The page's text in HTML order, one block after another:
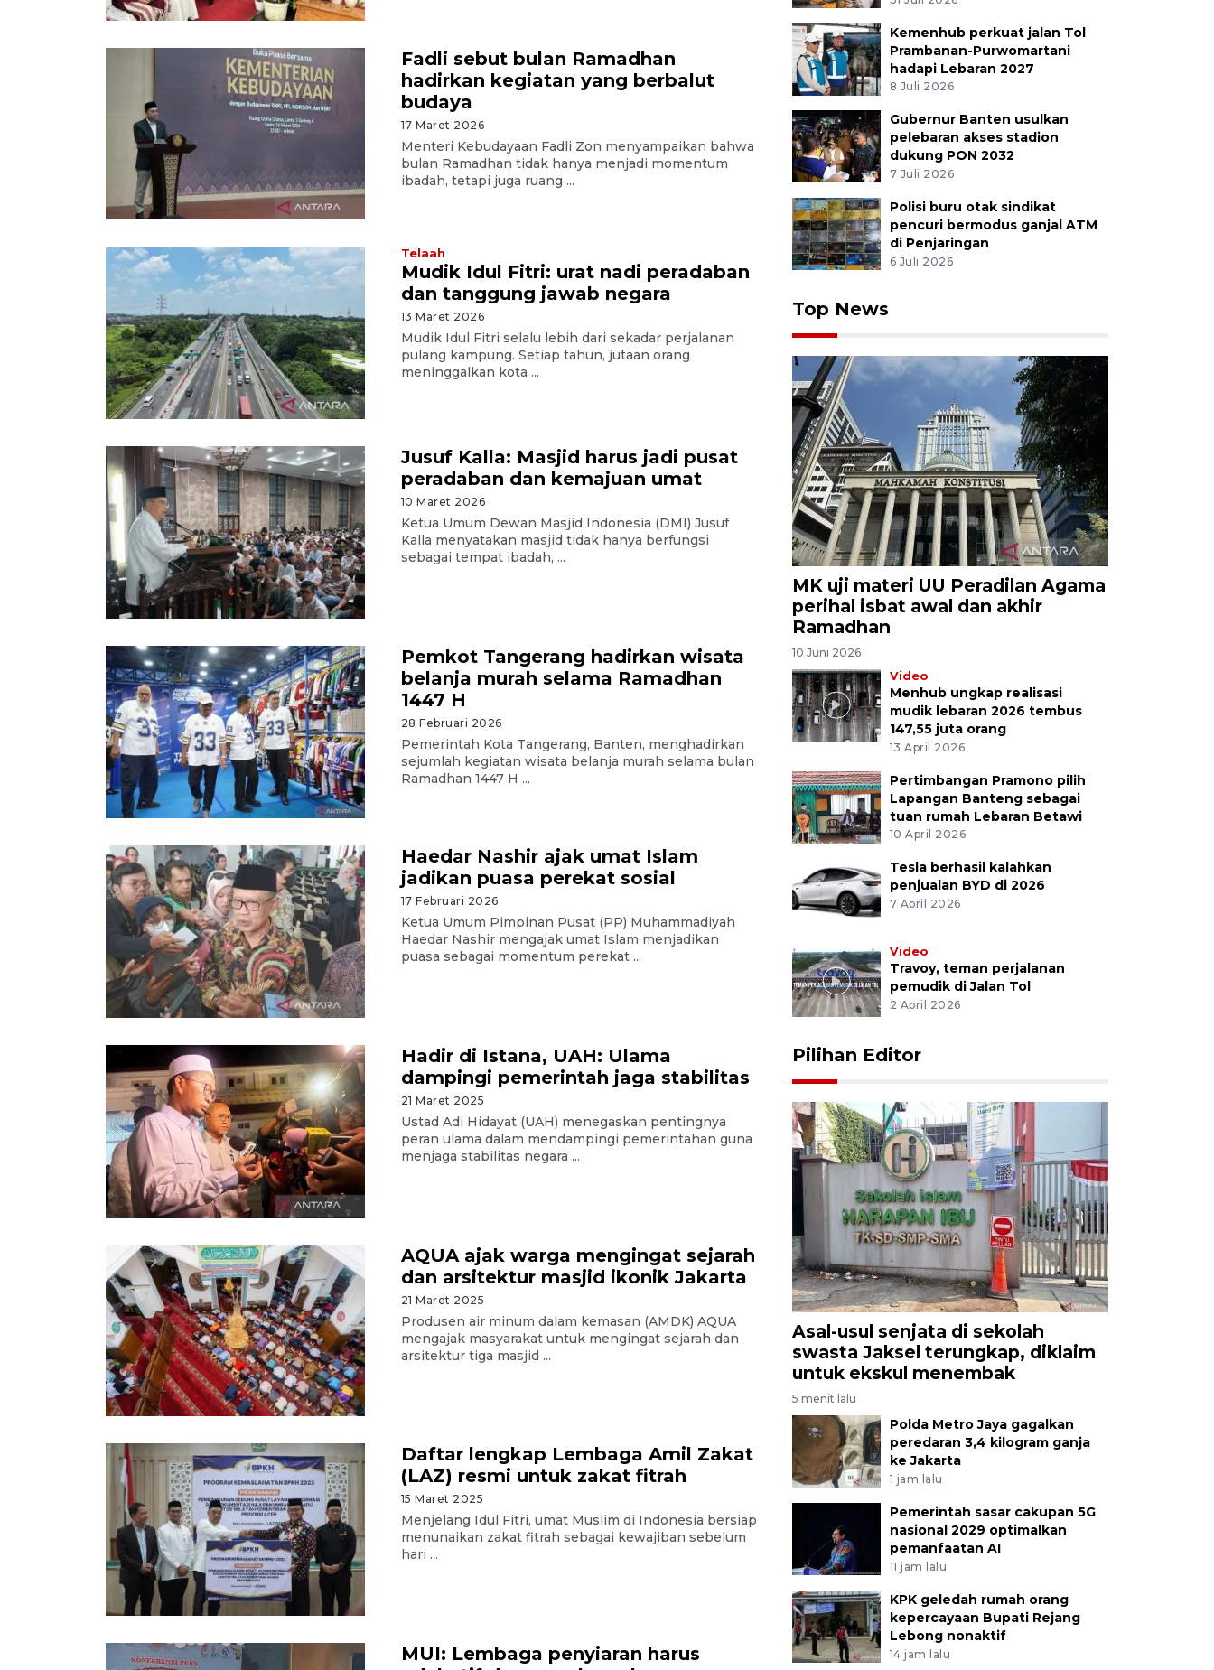
Fadli sebut bulan Ramadhan
hadirkan kegiatan yang berbalut
budaya
17 Maret 2026
Menteri Kebudayaan Fadli Zon menyampaikan bahwa
bulan Ramadhan tidak hanya menjadi momentum
ibadah, tetapi juga ruang ...
Telaah
Mudik Idul Fitri: urat nadi peradaban
dan tanggung jawab negara
13 Maret 2026
Mudik Idul Fitri selalu lebih dari sekadar perjalanan
pulang kampung. Setiap tahun, jutaan orang
meninggalkan kota ...
Jusuf Kalla: Masjid harus jadi pusat
peradaban dan kemajuan umat
10 Maret 2026
Ketua Umum Dewan Masjid Indonesia (DMI) Jusuf
Kalla menyatakan masjid tidak hanya berfungsi
sebagai tempat ibadah, ...
Pemkot Tangerang hadirkan wisata
belanja murah selama Ramadhan
1447 H
28 Februari 2026
Pemerintah Kota Tangerang, Banten, menghadirkan
sejumlah kegiatan wisata belanja murah selama bulan
Ramadhan 1447 H ...
Haedar Nashir ajak umat Islam
jadikan puasa perekat sosial
17 Februari 2026
Ketua Umum Pimpinan Pusat (PP) Muhammadiyah
Haedar Nashir mengajak umat Islam menjadikan
puasa sebagai momentum perekat ...
Hadir di Istana, UAH: Ulama
dampingi pemerintah jaga stabilitas
21 Maret 2025
Ustad Adi Hidayat (UAH) menegaskan pentingnya
peran ulama dalam mendampingi pemerintahan guna
menjaga stabilitas negara ...
AQUA ajak warga mengingat sejarah
dan arsitektur masjid ikonik Jakarta
21 Maret 2025
Produsen air minum dalam kemasan (AMDK) AQUA
mengajak masyarakat untuk mengingat sejarah dan
arsitektur tiga masjid ...
Daftar lengkap Lembaga Amil Zakat
(LAZ) resmi untuk zakat fitrah
15 Maret 2025
Menjelang Idul Fitri, umat Muslim di Indonesia bersiap
menunaikan zakat fitrah sebagai kewajiban sebelum
hari ...
MUI: Lembaga penyiaran harus
Kemenhub perkuat jalan Tol
Prambanan-Purwomartani
hadapi Lebaran 2027
8 Juli 2026
Gubernur Banten usulkan
pelebaran akses stadion
dukung PON 2032
7 Juli 2026
Polisi buru otak sindikat
pencuri bermodus ganjal ATM
di Penjaringan
6 Juli 2026
Top News
MK uji materi UU Peradilan Agama
perihal isbat awal dan akhir
Ramadhan
10 Juni 2026
Video
Menhub ungkap realisasi
mudik lebaran 2026 tembus
147,55 juta orang
13 April 2026
Pertimbangan Pramono pilih
Lapangan Banteng sebagai
tuan rumah Lebaran Betawi
10 April 2026
Tesla berhasil kalahkan
penjualan BYD di 2026
7 April 2026
Video
Travoy, teman perjalanan
pemudik di Jalan Tol
2 April 2026
Pilihan Editor
Asal-usul senjata di sekolah
swasta Jaksel terungkap, diklaim
untuk ekskul menembak
5 menit lalu
Polda Metro Jaya gagalkan
peredaran 3,4 kilogram ganja
ke Jakarta
1 jam lalu
Pemerintah sasar cakupan 5G
nasional 2029 optimalkan
pemanfaatan AI
11 jam lalu
KPK geledah rumah orang
kepercayaan Bupati Rejang
Lebong nonaktif
14 jam lalu